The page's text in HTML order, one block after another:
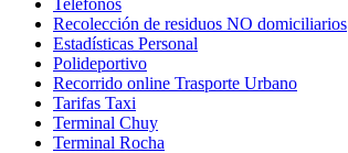
Recolección de residuos NO domiciliarios
Estadísticas Personal
Polideportivo
Recorrido online Trasporte Urbano
Tarifas Taxi
Terminal Chuy
Terminal Rocha